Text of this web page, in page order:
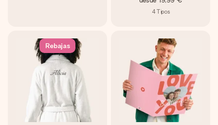
4Tipos
Rebajas